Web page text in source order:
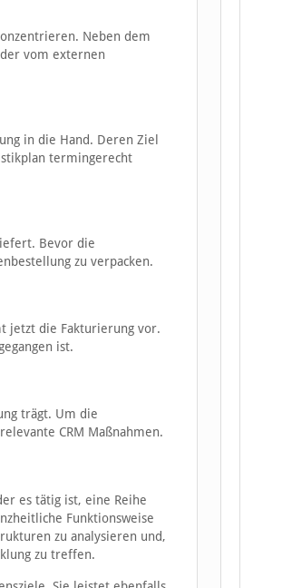
Neben dem
vom externen
in die Hand. Deren Ziel
termingerecht
Bevor die
zu verpacken.
jetzt die Fakturierung vor.
ist.
trägt. Um die
CRM Maßnahmen.
es tätig ist, eine Reihe
Funktionsweise
zu analysieren und,
zu treffen.